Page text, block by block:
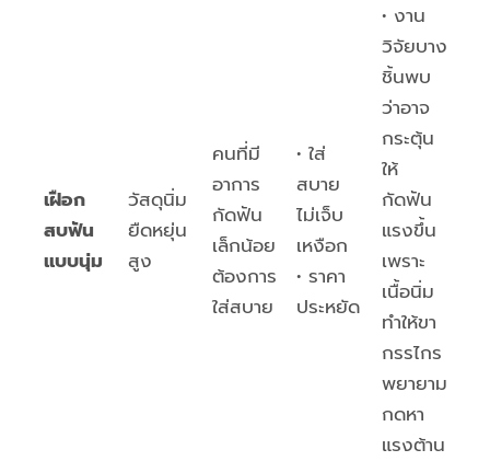
เฝือก
สบฟัน
แบบนุ่ม
วัสดุนิ่ม
ยืดหยุ่น
สูง
คนที่มี
อาการ
กัดฟัน
เล็กน้อย
ต้องการ
ใส่สบาย
• ใส่
สบาย
ไม่เจ็บ
เหงือก
• ราคา
ประหยัด
• งาน
วิจัยบาง
ชิ้นพบ
ว่าอาจ
กระตุ้น
ให้
กัดฟัน
แรงขึ้น
เพราะ
เนื้อนิ่ม
ทำให้ขา
กรรไกร
พยายาม
กดหา
แรงต้าน